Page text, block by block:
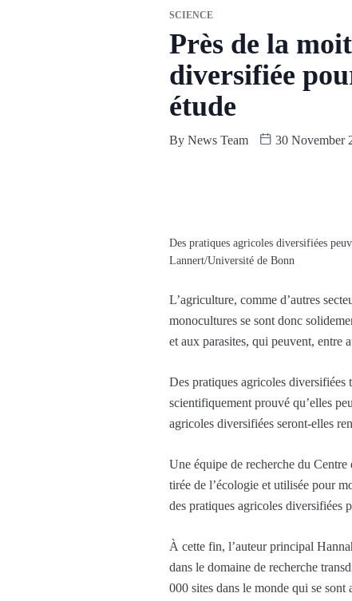
SCIENCE
Près de la
diversifiée
étude
By News Team 30 November
Des pratiques agricoles diversifiées
Lannert/Université de Bonn
L’agriculture, comme d’autres
monocultures se sont donc
et aux parasites, qui peuvent, entre
Des pratiques agricoles
scientifiquement prouvé qu’elles
agricoles diversifiées seront-elles
Une équipe de recherche du
tirée de l’écologie et utilisée pour
des pratiques agricoles diversifiées
À cette fin, l’auteur principal
dans le domaine de recherche
000 sites dans le monde qui se